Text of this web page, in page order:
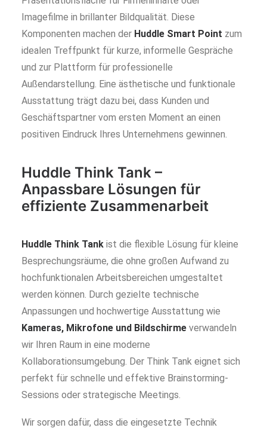
Imagefilme in brillanter Bildqualität. Diese
Komponenten machen der Huddle Smart Point zum
idealen Treffpunkt für kurze, informelle Gespräche
und zur Plattform für professionelle
Außendarstellung. Eine ästhetische und funktionale
Ausstattung trägt dazu bei, dass Kunden und
Geschäftspartner vom ersten Moment an einen
positiven Eindruck Ihres Unternehmens gewinnen.
Huddle Think Tank –
Anpassbare Lösungen für
effiziente Zusammenarbeit
Huddle Think Tank ist die flexible Lösung für kleine
Besprechungsräume, die ohne großen Aufwand zu
hochfunktionalen Arbeitsbereichen umgestaltet
werden können. Durch gezielte technische
Anpassungen und hochwertige Ausstattung wie
Kameras, Mikrofone und Bildschirme verwandeln
wir Ihren Raum in eine moderne
Kollaborationsumgebung. Der Think Tank eignet sich
perfekt für schnelle und effektive Brainstorming-
Sessions oder strategische Meetings.
Wir sorgen dafür, dass die eingesetzte Technik